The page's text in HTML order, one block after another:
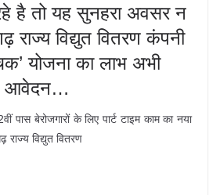
है तो यह सुनहरा अवसर न
राज्य विद्युत वितरण कंपनी
योजना का लाभ अभी
आवेदन…
पास बेरोजगारों के लिए पार्ट टाइम काम का नया
राज्य विद्युत वितरण